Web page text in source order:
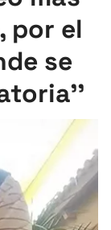
por el
se